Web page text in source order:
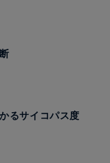
るサイコパス度